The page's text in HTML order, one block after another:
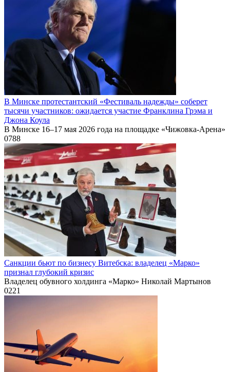
В Минске протестантский «Фестиваль надежды» соберет
тысячи участников: ожидается участие Франклина Грэма и
Джона Коула
В Минске 16–17 мая 2026 года на площадке «Чижовка-Арена»
0788
Санкции бьют по бизнесу Витебска: владелец «Марко»
признал глубокий кризис
Владелец обувного холдинга «Марко» Николай Мартынов
0221